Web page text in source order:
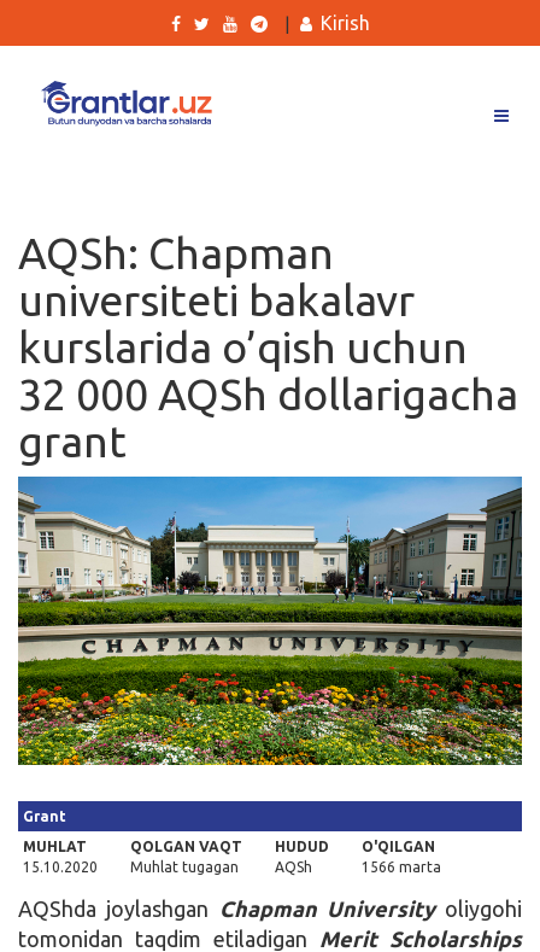
Ishlar
Kurslar
Blog
Yana
Qidirish
Kirish
Kirish
AQSh: Chapman
universiteti bakalavr
kurslarida o’qish uchun
32 000 AQSh dollarigacha
grant
Grant
MUHLAT
15.10.2020
QOLGAN VAQT
Muhlat tugagan
HUDUD
AQSh
O'QILGAN
1566 marta
AQShda joylashgan Chapman Universityoliygohi
tomonidan taqdim etiladigan Merit Scholarships